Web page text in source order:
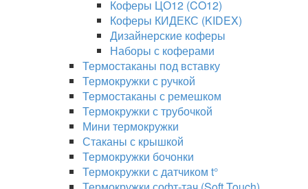
Коферы ЦО12 (CO12)
Коферы КИДЕКС (KIDEX)
Дизайнерские коферы
Наборы с коферами
Термостаканы под вставку
Термокружки с ручкой
Термостаканы с ремешком
Термокружки с трубочкой
Мини термокружки
Стаканы с крышкой
Термокружки бочонки
Термокружки с датчиком t°